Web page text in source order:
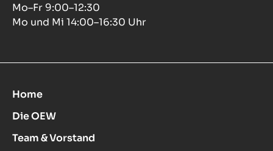
Mo–Fr 9:00–12:30
Mo und Mi 14:00–16:30 Uhr
Home
Die OEW
Team & Vorstand